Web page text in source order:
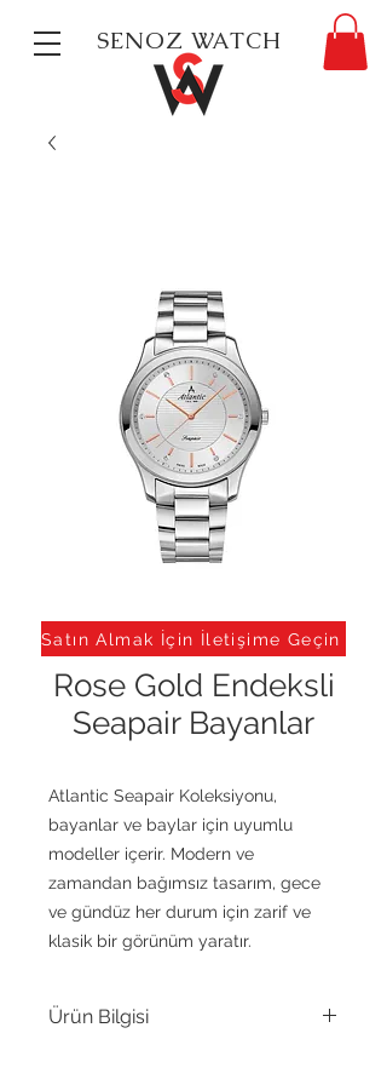
SENOZ WATCH
Rose Gold Endeksli
Seapair Bayanlar
Atlantic Seapair Koleksiyonu,
bayanlar ve baylar için uyumlu
modeller içerir. Modern ve
zamandan bağımsız tasarım, gece
ve gündüz her durum için zarif ve
klasik bir görünüm yaratır.
Ürün Bilgisi
Satın Almak İçin İletişime Geçin